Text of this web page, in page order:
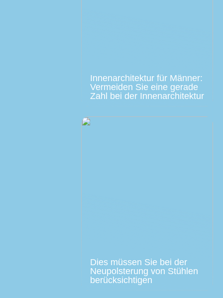
Innenarchitektur für Männer:
Vermeiden Sie eine gerade
Zahl bei der Innenarchitektur
Dies müssen Sie bei der
Neupolsterung von Stühlen
berücksichtigen